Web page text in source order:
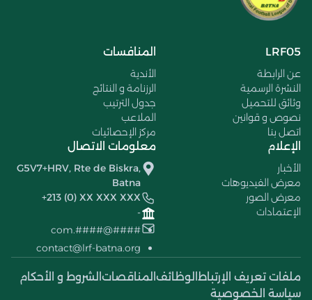
LRF05
عن الرابطة
النشرة الرسمية
وثائق للتحميل
نصوص و قوانين
اتصل بنا
المنافسات
الأندية
الرزنامة و النتائج
جدول الترتيب
الملاعب
مركز الإحصائيات
الإعلام
الأخبار
معرض الفيديوهات
معرض الصور
الإعتمادات
معلومات الاتصال
G5V7+HRV, Rte de Biskra,
Batna
+213 (0) XX XXX XXX
-
####@####.com
contact@lrf-batna.org
ملفات تعريف الإرتباط الوظائف المناقصات الشروط و الأحكام
سياسة الخصوصية